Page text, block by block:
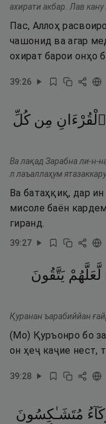
ахирати акбар. Лав кану
Пас, Аллоҳ
чашонид ва агар
охират барои онҳо
39:26
ٱلْقُرْءَانِ مِن كُلِّ
Ва лақад Зарабна ли-н-
л лаъаллаҳум
Ва батаҳқиқ, дар
мисоле баён
гиранд.
39:27
لَّعَلَّهُمْ يَتَّقُونَ
Қуранан ъарабиййан
(Мо) Қуръонро бо
он ҳеҷ каҷие нест,
39:28
مُتَشَـٰكِسُونَ